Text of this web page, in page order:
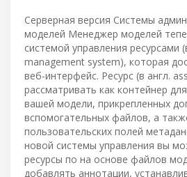
Серверная версия Системы
моделей Менеджер моделей
системой управления ресурсами
management system), которая
веб-интерфейс. Ресурс (в англ.
рассматривать как контейнер
вашей модели, прикрепленных
вспомогательных файлов, а
пользовательских полей
новой системы управления вы
ресурсы по на основе файлов
добавлять аннотации,